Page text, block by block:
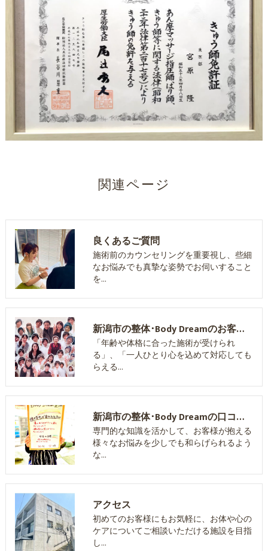
関連ページ
良くあるご質問
施術前のカウンセリングを重要視し、些細
なお悩みでも真摯な姿勢でお伺いすること
を…
新潟市の整体･Body Dreamのお客様の声
「年齢や体格に合った施術が受けられ
る」、「一人ひとり心を込めて対応しても
らえる…
新潟市の整体･Body Dreamの口コミ情報
専門的な知識を活かして、お客様が抱える
様々なお悩みを少しでも和らげられるよう
な…
アクセス
初めてのお客様にもお気軽に、お体や心の
ケアについてご相談いただける施設を目指
し…